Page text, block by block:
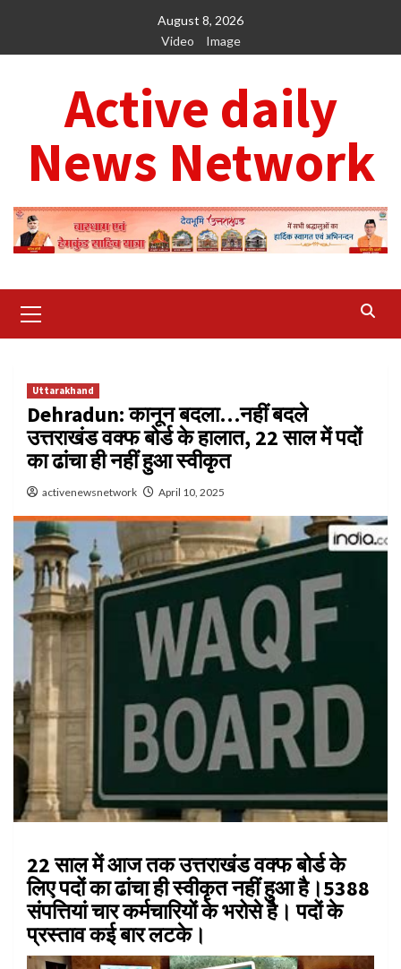
content
August 8, 2026
Video
Image
Active daily
News Network
Menu
Uttarakhand
Dehradun: कानून बदला…नहीं बदले
उत्तराखंड वक्फ बोर्ड के हालात, 22 साल में पदों
का ढांचा ही नहीं हुआ स्वीकृत
activenewsnetwork April 10, 2025
22 साल में आज तक उत्तराखंड वक्फ बोर्ड के
लिए पदों का ढांचा ही स्वीकृत नहीं हुआ है।5388
संपत्तियां चार कर्मचारियों के भरोसे है। पदों के
प्रस्ताव कई बार लटके।